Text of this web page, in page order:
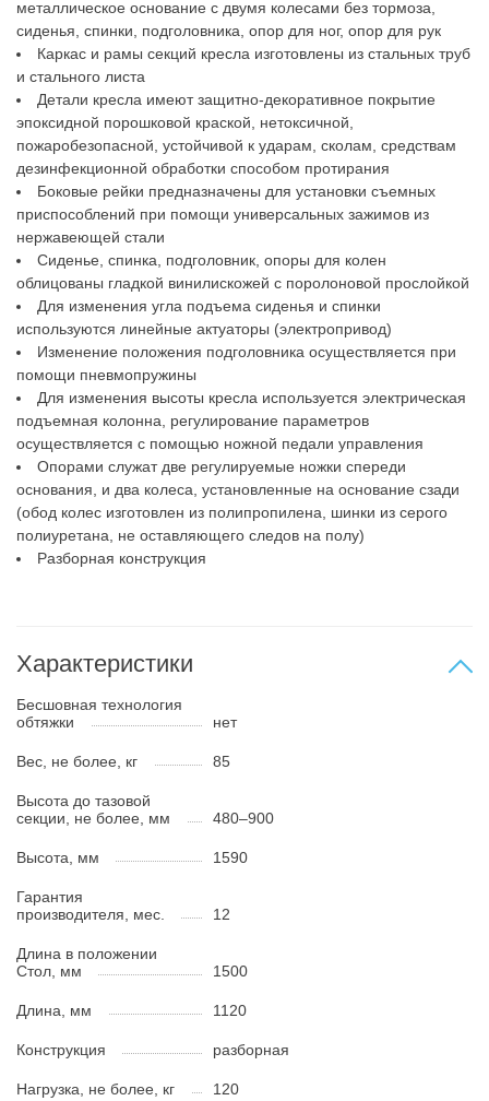
металлическое основание с двумя колесами без тормоза,
сиденья, спинки, подголовника, опор для ног, опор для рук
Каркас и рамы секций кресла изготовлены из стальных труб
и стального листа
Детали кресла имеют защитно-декоративное покрытие
эпоксидной порошковой краской, нетоксичной,
пожаробезопасной, устойчивой к ударам, сколам, средствам
дезинфекционной обработки способом протирания
Боковые рейки предназначены для установки съемных
приспособлений при помощи универсальных зажимов из
нержавеющей стали
Сиденье, спинка, подголовник, опоры для колен
облицованы гладкой винилискожей с поролоновой прослойкой
Для изменения угла подъема сиденья и спинки
используются линейные актуаторы (электропривод)
Изменение положения подголовника осуществляется при
помощи пневмопружины
Для изменения высоты кресла используется электрическая
подъемная колонна, регулирование параметров
осуществляется с помощью ножной педали управления
Опорами служат две регулируемые ножки спереди
основания, и два колеса, установленные на основание сзади
(обод колес изготовлен из полипропилена, шинки из серого
полиуретана, не оставляющего следов на полу)
Разборная конструкция
Характеристики
Бесшовная технология
обтяжки
нет
Вес, не более, кг 85
Высота до тазовой
секции, не более, мм
480–900
Высота, мм 1590
Гарантия
производителя, мес.
12
Длина в положении
Стол, мм
1500
Длина, мм 1120
Конструкция разборная
Нагрузка, не более, кг 120